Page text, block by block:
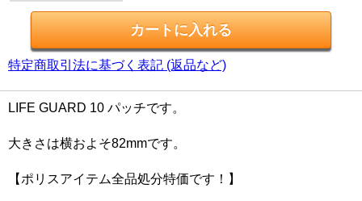
特定商取引法に基づく表記 (返品など)
LIFE GUARD 10 パッチです。
大きさは横およそ82mmです。
【ポリスアイテム全品処分特価です！】